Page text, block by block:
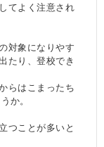
てよく注意され
対象になりやす
たり、登校でき
らはこまったち
か。
つことが多いと